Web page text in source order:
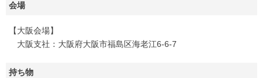
会場
【大阪会場】
大阪支社：大阪府大阪市福島区海老江6-6-7
持ち物